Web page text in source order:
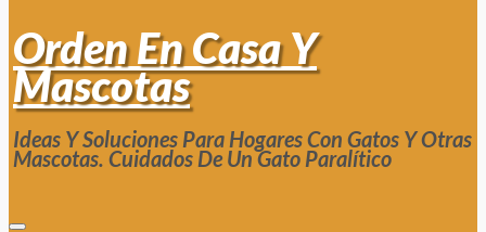
Orden En Casa Y
Mascotas
Ideas Y Soluciones Para Hogares Con Gatos Y Otras
Mascotas. Cuidados De Un Gato Paralítico